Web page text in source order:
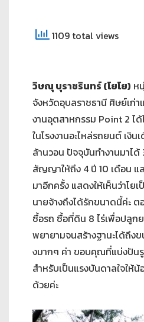
1109 total views
วิษณุ บุราชรินทร์ (โยโย) ห
จังหวัดอุบลราชธานี ศิษย์เก่
งานอุตสาหกรรม Point 2 ได้
ในโรงงานอะไหล่รถยนต์ เงิน
ล้านวอน ปัจจุบันทำงานมาไ
สัญญาให้ถึง 4 ปี 10 เดือน แ
มาอีกครั้ง แสดงให้เห็นว่าโย
นายจ้างถึงได้รักขนาดนี้ค่ะ ต
ซื้อรถ ซื้อที่ดิน 8 ไร่เพื่อปลูก
พยายามจนสร้างฐานะได้ถึง
งมากๆ ค่า ขอบคุณที่แบ่งปัน
สำหรับเป็นแรงบันดาลใจให้
ด้วยค่ะ